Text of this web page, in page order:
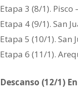
Etapa 3 (8/1). Pisco
Etapa 4 (9/1). San
Etapa 5 (10/1). San
Etapa 6 (11/1).
Descanso (12/1)